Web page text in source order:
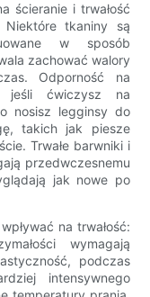
ścieranie i trwałość
Niektóre tkaniny są
w sposób
zachować walory
Odporność na
jeśli ćwiczysz na
nosisz legginsy do
takich jak piesze
Trwałe barwniki i
przedwczesnemu
jak nowe po
na trwałość:
wymagają
podczas
intensywnego